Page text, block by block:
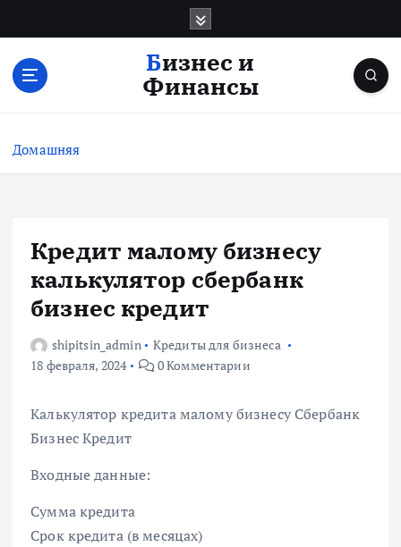
с
Бизнес и
Финансы
Домашняя
Кредит малому бизнесу
калькулятор сбербанк
бизнес кредит
shipitsin_admin
Кредиты для бизнеса
18 февраля, 2024
0 Комментарии
Калькулятор кредита малому бизнесу Сбербанк
Бизнес Кредит
Входные данные:
Сумма кредита
Срок кредита (в месяцах)